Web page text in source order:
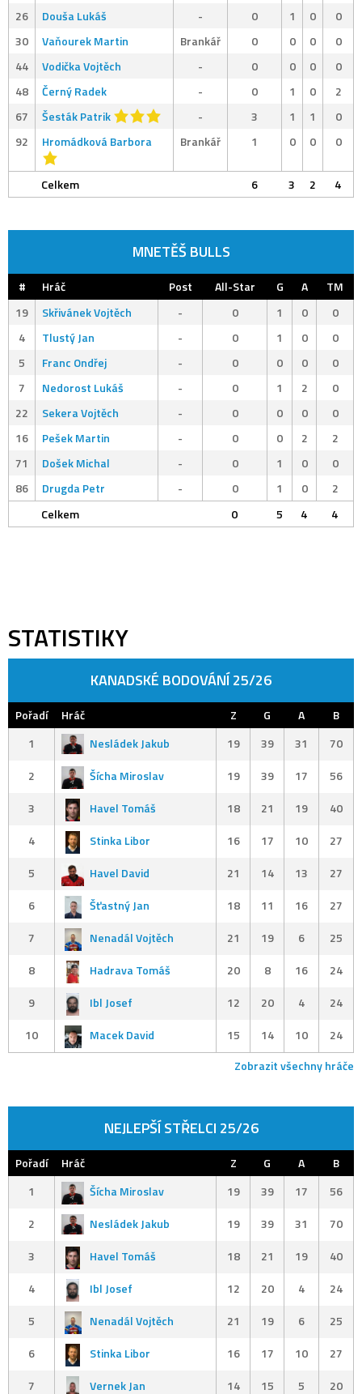
26
Douša Lukáš - 0 1 0
0
30
Vaňourek Martin Brankář 0 0 0
0
44
Vodička Vojtěch - 0 0 0
0
48
Černý Radek - 0 1 0
2
67
Šesták Patrik - 3 1 1
0
92
Hromádková Barbora Brankář 1 0 0 0
Celkem 6 3 2 4
MNETĚŠ BULLS
# Hráč Post All-Star G A
TM
19
Skřivánek Vojtěch - 0 1 0
0
4
Tlustý Jan - 0 1 0
0
5
Franc Ondřej - 0 0 0
0
7
Nedorost Lukáš - 0 1 2
0
22
Sekera Vojtěch - 0 0 0
0
16
Pešek Martin - 0 0 2
2
71
Došek Michal - 0 1 0
0
86
Drugda Petr - 0 1 0
2
Celkem
0 5 4 4
STATISTIKY
KANADSKÉ BODOVÁNÍ 25/26
Pořadí Hráč Z G A
B
1
Nesládek Jakub 19 39 31
70
2
Šícha Miroslav 19 39 17
56
3
Havel Tomáš 18 21 19
40
4
Stinka Libor 16 17 10
27
5
Havel David 21 14 13
27
6
Šťastný Jan 18 11 16
27
7
Nenadál Vojtěch 21 19 6
25
8
Hadrava Tomáš 20 8 16
24
9
Ibl Josef 12 20 4
24
10
Macek David 15 14 10
24
Zobrazit všechny hráče
NEJLEPŠÍ STŘELCI 25/26
Pořadí Hráč Z G A
B
1
Šícha Miroslav 19 39 17
56
2
Nesládek Jakub 19 39 31
70
3
Havel Tomáš 18 21 19
40
4
Ibl Josef 12 20 4
24
5
Nenadál Vojtěch 21 19 6
25
6
Stinka Libor 16 17 10
27
7
Vernek Jan 14 15 5 20